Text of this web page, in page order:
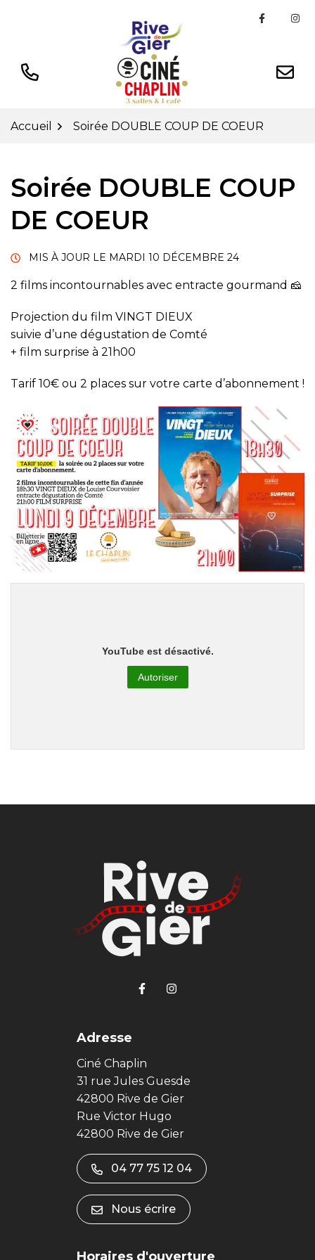
Lien
Accueil Soirée DOUBLE COUP DE COEUR
Soirée DOUBLE COUP
DE COEUR
MIS À JOUR LE MARDI 10 DÉCEMBRE 24
2 films incontournables avec entracte gourmand 🧀
Projection du film VINGT DIEUX
suivie d’une dégustation de Comté
+ film surprise à 21h00
Tarif 10€ ou 2 places sur votre carte d’abonnement !
YouTube est désactivé.
Autoriser
Lien vers le compte Facebook
Lien vers le compte
Adresse
Ciné Chaplin
31 rue Jules Guesde
42800 Rive de Gier
Rue Victor Hugo
42800 Rive de Gier
04 77 75 12 04
Nous écrire
Horaires d'ouverture